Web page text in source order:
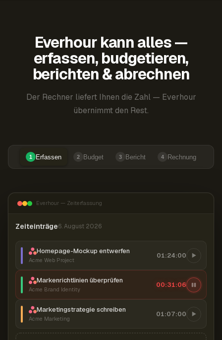
Everhour kann alles —
erfassen, budgetieren,
berichten & abrechnen
Der Rechner liefert Ihnen die Zahl — Everhour
übernimmt den Rest.
1 Erfassen 2 Budget 3 Bericht 4 Rechnung
Everhour — Zeiterfassung
Zeiteinträge6. August 2026
Homepage-Mockup entwerfen
Acme Web Project
01:24:00
Markenrichtlinien überprüfen
Acme Brand Identity
00:31:07
Marketingstrategie schreiben
Acme Marketing
01:07:00